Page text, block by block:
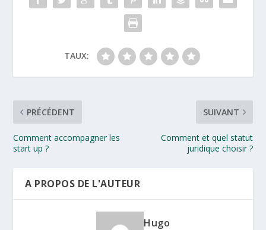
TAUX:
PRÉCÉDENT
Comment accompagner les
start up ?
SUIVANT
Comment et quel statut
juridique choisir ?
A PROPOS DE L'AUTEUR
Hugo